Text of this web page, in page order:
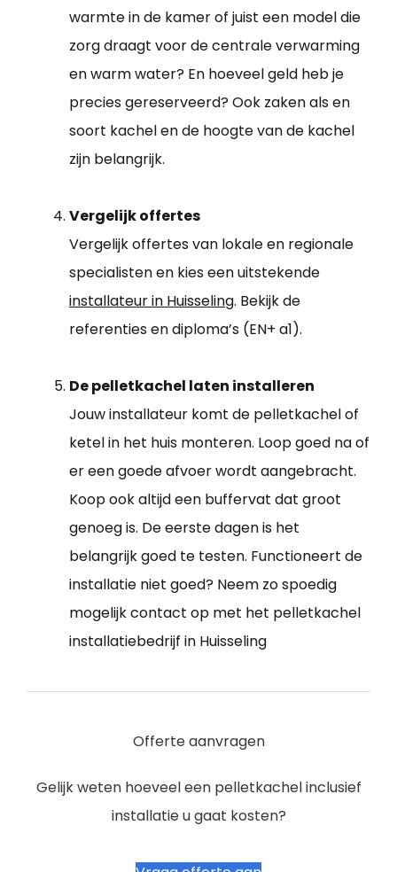
warmte in de kamer of juist een model die
zorg draagt voor de centrale verwarming
en warm water? En hoeveel geld heb je
precies gereserveerd? Ook zaken als en
soort kachel en de hoogte van de kachel
zijn belangrijk.
Vergelijk offertes
Vergelijk offertes van lokale en regionale
specialisten en kies een uitstekende
installateur in Huisseling. Bekijk de
referenties en diploma’s (EN+ a1).
De pelletkachel laten installeren
Jouw installateur komt de pelletkachel of
ketel in het huis monteren. Loop goed na of
er een goede afvoer wordt aangebracht.
Koop ook altijd een buffervat dat groot
genoeg is. De eerste dagen is het
belangrijk goed te testen. Functioneert de
installatie niet goed? Neem zo spoedig
mogelijk contact op met het pelletkachel
installatiebedrijf in Huisseling
Offerte aanvragen
Gelijk weten hoeveel een pelletkachel inclusief
installatie u gaat kosten?